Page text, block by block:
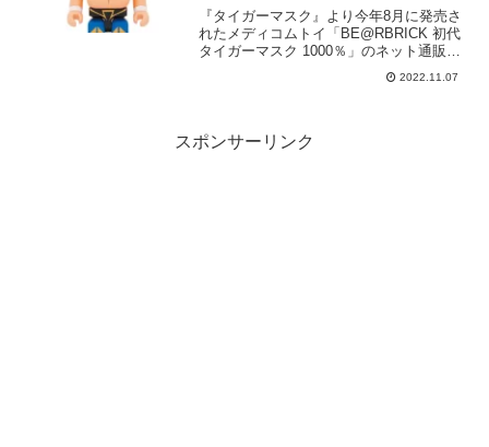
開始。
『タイガーマスク』より今年8月に発売さ
れたメディコムトイ「BE@RBRICK 初代
タイガーマスク 1000％」のネット通販が
11/5より開始中。定価は63,800円(税込)。
BE@RBRICK 初代タイガーマスク
2022.11.07
スポンサーリンク